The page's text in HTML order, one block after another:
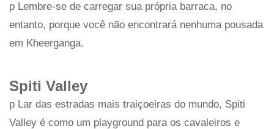
p Lembre-se de carregar sua própria barraca, no
entanto, porque você não encontrará nenhuma pousada
em Kheerganga.
Spiti Valley
p Lar das estradas mais traiçoeiras do mundo, Spiti
Valley é como um playground para os cavaleiros e